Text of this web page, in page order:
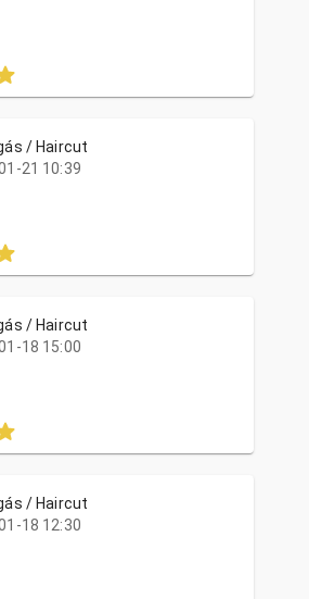
/ Haircut
21 10:39
/ Haircut
18 15:00
/ Haircut
18 12:30